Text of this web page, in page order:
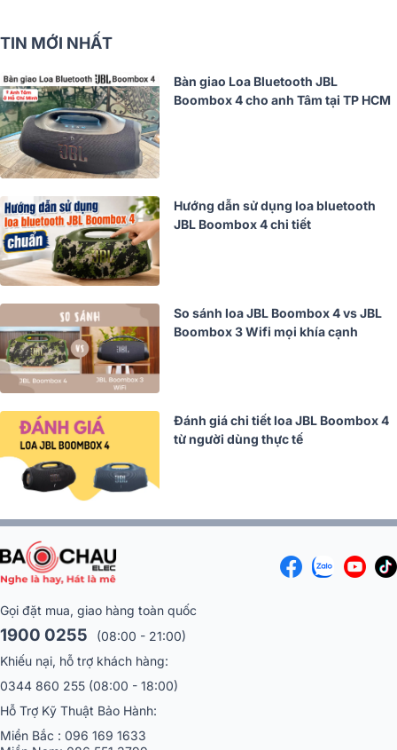
TIN MỚI NHẤT
Bàn giao Loa Bluetooth JBL
Boombox 4 cho anh Tâm tại TP HCM
Hướng dẫn sử dụng loa bluetooth
JBL Boombox 4 chi tiết
So sánh loa JBL Boombox 4 vs JBL
Boombox 3 Wifi mọi khía cạnh
Đánh giá chi tiết loa JBL Boombox 4
từ người dùng thực tế
Gọi đặt mua, giao hàng toàn quốc
1900 0255
(08:00 - 21:00)
Khiếu nại, hỗ trợ khách hàng:
0344 860 255 (08:00 - 18:00)
Hỗ Trợ Kỹ Thuật Bảo Hành:
Miền Bắc : 096 169 1633